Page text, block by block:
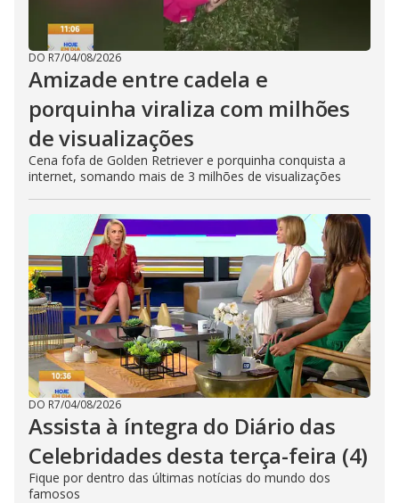
DO R7/04/08/2026
Amizade entre cadela e
porquinha viraliza com milhões
de visualizações
Cena fofa de Golden Retriever e porquinha conquista a
internet, somando mais de 3 milhões de visualizações
DO R7/04/08/2026
Assista à íntegra do Diário das
Celebridades desta terça-feira (4)
Fique por dentro das últimas notícias do mundo dos
famosos